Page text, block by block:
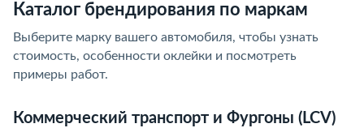
Каталог брендирования по маркам
Выберите марку вашего автомобиля, чтобы узнать
стоимость, особенности оклейки и посмотреть
примеры работ.
Коммерческий транспорт и Фургоны (LCV)